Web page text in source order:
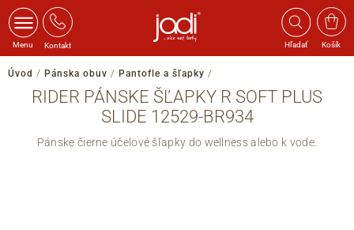
Menu Kontakt Hľadať Košík
Úvod / Pánska obuv / Pantofle a šľapky /
RIDER PÁNSKE ŠĽAPKY R SOFT PLUS
SLIDE 12529-BR934
Pánske čierne účelové šľapky do wellness alebo k vode.